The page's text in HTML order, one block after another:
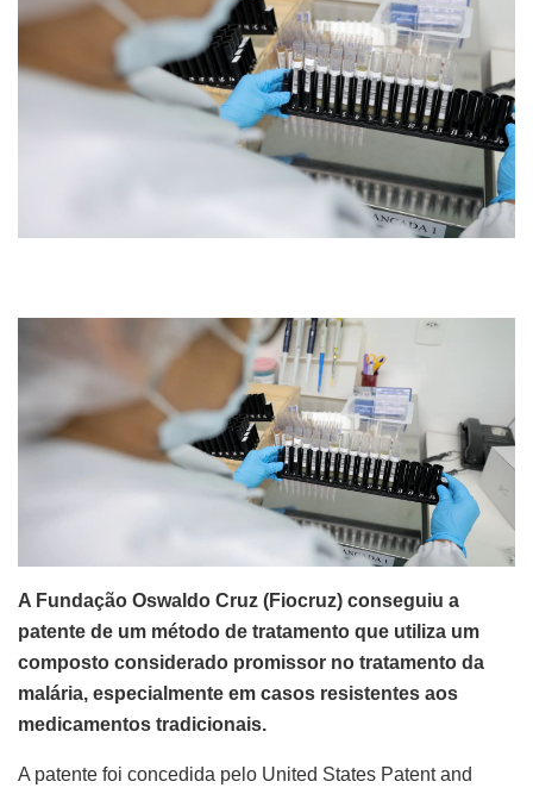
A Fundação Oswaldo Cruz (Fiocruz) conseguiu a
patente de um método de tratamento que utiliza um
composto considerado promissor no tratamento da
malária, especialmente em casos resistentes aos
medicamentos tradicionais.
A patente foi concedida pelo United States Patent and